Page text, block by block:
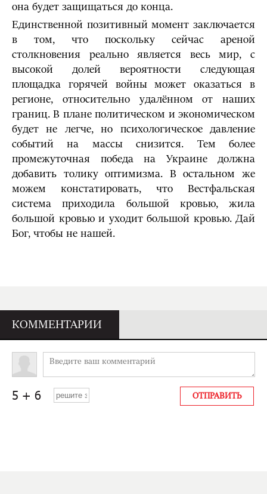
она будет защищаться до конца.
Единственной позитивный момент заключается
в том, что поскольку сейчас ареной
столкновения реально является весь мир, с
высокой долей вероятности следующая
площадка горячей войны может оказаться в
регионе, относительно удалённом от наших
границ. В плане политическом и экономическом
будет не легче, но психологическое давление
событий на массы снизится. Тем более
промежуточная победа на Украине должна
добавить толику оптимизма. В остальном же
можем констатировать, что Вестфальская
система приходила большой кровью, жила
большой кровью и уходит большой кровью. Дай
Бог, чтобы не нашей.
КОММЕНТАРИИ